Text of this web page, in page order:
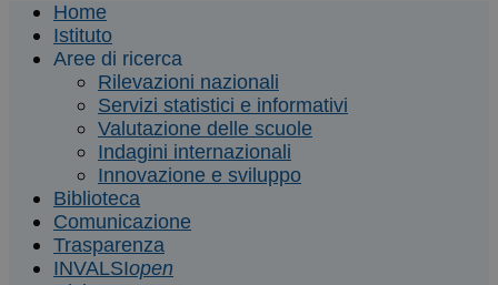
Home
Istituto
Aree di ricerca
Rilevazioni nazionali
Servizi statistici e informativi
Valutazione delle scuole
Indagini internazionali
Innovazione e sviluppo
Biblioteca
Comunicazione
Trasparenza
INVALSIopen